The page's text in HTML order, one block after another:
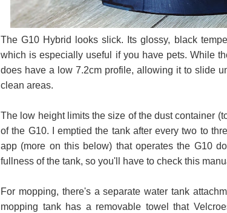
The G10 Hybrid looks slick. Its glossy, black
which is especially useful if you have pets. While
does have a low 7.2cm profile, allowing it to slide
clean areas.
The low height limits the size of the dust container
of the G10. I emptied the tank after every two to
app (more on this below) that operates the G10
fullness of the tank, so you'll have to check this
For mopping, there's a separate water tank
mopping tank has a removable towel that